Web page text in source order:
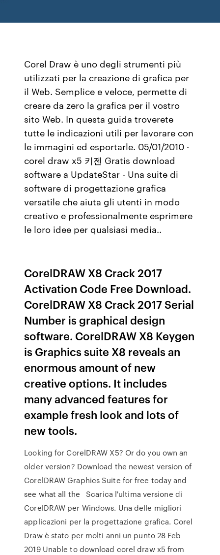
Corel Draw è uno degli strumenti più
utilizzati per la creazione di grafica per
il Web. Semplice e veloce, permette di
creare da zero la grafica per il vostro
sito Web. In questa guida troverete
tutte le indicazioni utili per lavorare con
le immagini ed esportarle. 05/01/2010 ·
corel draw x5 키젠 Gratis download
software a UpdateStar - Una suite di
software di progettazione grafica
versatile che aiuta gli utenti in modo
creativo e professionalmente esprimere
le loro idee per qualsiasi media..
CorelDRAW X8 Crack 2017
Activation Code Free Download.
CorelDRAW X8 Crack 2017 Serial
Number is graphical design
software. CorelDRAW X8 Keygen
is Graphics suite X8 reveals an
enormous amount of new
creative options. It includes
many advanced features for
example fresh look and lots of
new tools.
Looking for CorelDRAW X5? Or do you own an
older version? Download the newest version of
CorelDRAW Graphics Suite for free today and
see what all the Scarica l'ultima versione di
CorelDRAW per Windows. Una delle migliori
applicazioni per la progettazione grafica. Corel
Draw è stato per molti anni un punto 28 Feb
2019 Unable to download corel draw x5 from